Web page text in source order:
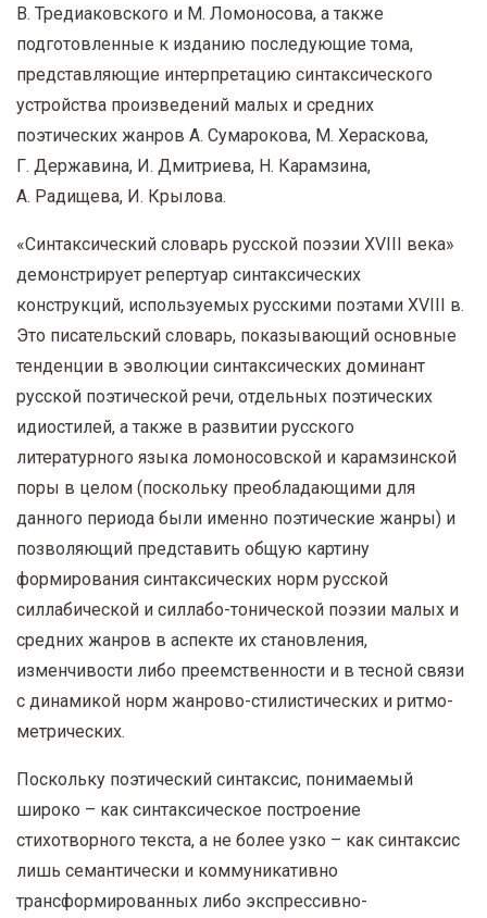
В. Тредиаковского и М. Ломоносова, а также
подготовленные к изданию последующие тома,
представляющие интерпретацию синтаксического
устройства произведений малых и средних
поэтических жанров А. Сумарокова, М. Хераскова,
Г. Державина, И. Дмитриева, Н. Карамзина,
А. Радищева, И. Крылова.
«Синтаксический словарь русской поэзии XVIII века»
демонстрирует репертуар синтаксических
конструкций, используемых русскими поэтами XVIII в.
Это писательский словарь, показывающий основные
тенденции в эволюции синтаксических доминант
русской поэтической речи, отдельных поэтических
идиостилей, а также в развитии русского
литературного языка ломоносовской и карамзинской
поры в целом (поскольку преобладающими для
данного периода были именно поэтические жанры) и
позволяющий представить общую картину
формирования синтаксических норм русской
силлабической и силлабо-тонической поэзии малых и
средних жанров в аспекте их становления,
изменчивости либо преемственности и в тесной связи
с динамикой норм жанрово-стилистических и ритмо-
метрических.
Поскольку поэтический синтаксис, понимаемый
широко – как синтаксическое построение
стихотворного текста, а не более узко – как синтаксис
лишь семантически и коммуникативно
трансформированных либо экспрессивно-